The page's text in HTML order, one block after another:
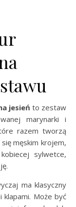
jesień to zestaw
marynarki i
razem tworzą
męskim krojem,
sylwetce,
ma klasyczny
Może być